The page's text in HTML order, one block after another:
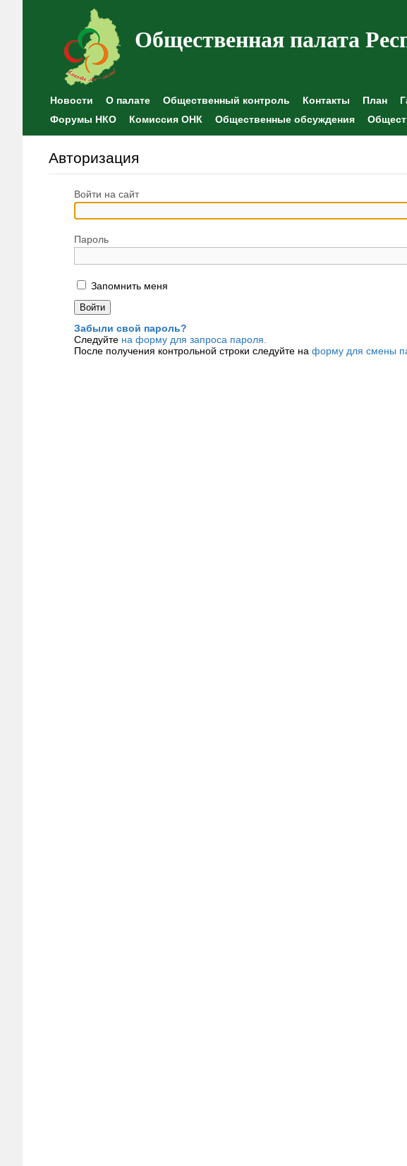
Общественная палата
Новости О палате Общественный контроль Контакты План
Форумы НКО
Комиссия ОНК Общественные обсуждения
Авторизация
Войти на сайт
Пароль
Запомнить меня
Забыли свой пароль?
Следуйте на форму для запроса пароля.
После получения контрольной строки следуйте на форму для смены